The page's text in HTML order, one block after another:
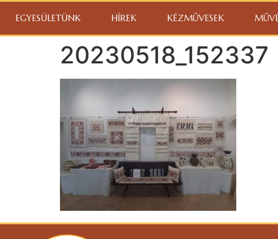
EGYESÜLETÜNK HÍREK KÉZMŰVESEK
20230518_152337